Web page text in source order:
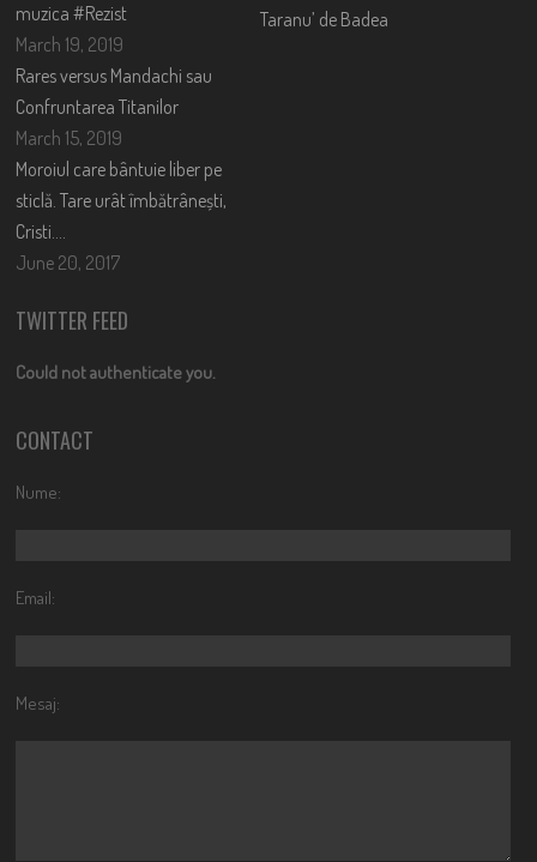
muzica #Rezist
March 19, 2019
Rares versus Mandachi sau
Confruntarea Titanilor
March 15, 2019
Moroiul care bântuie liber pe
sticlă. Tare urât îmbătrânești,
Cristi….
June 20, 2017
Taranu’ de Badea
TWITTER FEED
Could not authenticate you.
CONTACT
Nume:
Email:
Mesaj: